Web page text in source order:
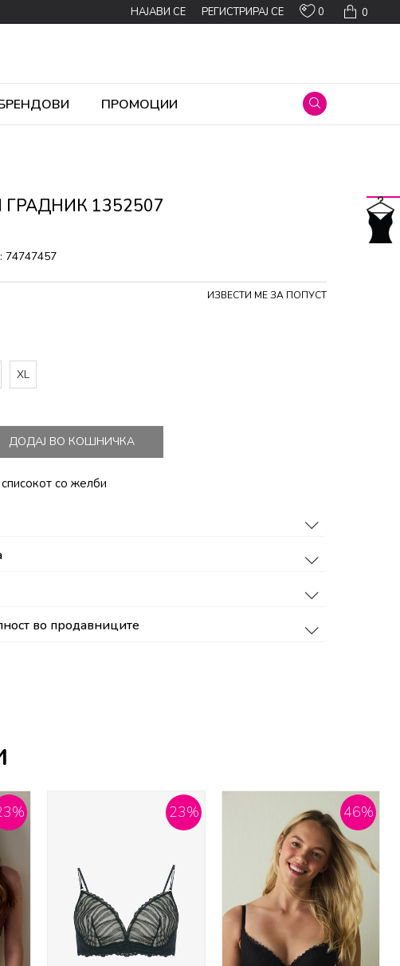
0
0
НАЈАВИ СЕ РЕГИСТРИРАЈ СЕ
ПРОМОЦИИ
1352507
74747457
ИЗВЕСТИ МЕ ЗА ПОПУСТ
XL
ДОДАЈ ВО КОШНИЧКА
со желби
во продавниците
% 23% 46%